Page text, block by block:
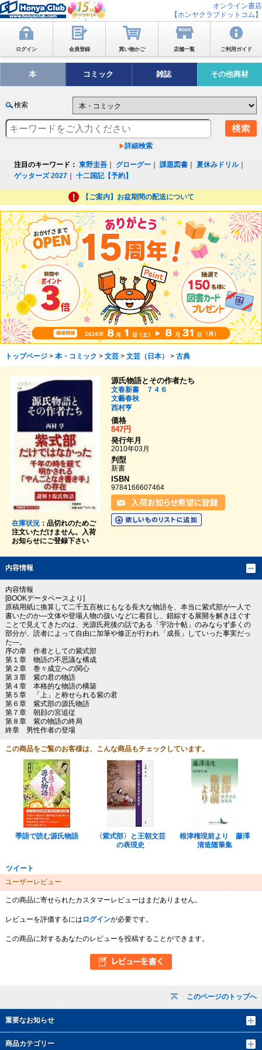
オンライン書店
【ホンヤクラブドットコム】
ログイン 会員登録 買い物かご 店舗一覧 ご利用ガイド
本 コミック 雑誌 その他商材
検索
詳細検索
注目のキーワード： 東野圭吾 グローグー ｜課題図書 ｜夏休みドリル｜
ゲッターズ 2027 ｜十二国記【予約】
【ご案内】お盆期間の配送について
このページのトップへ
重要なお知らせ
商品カテゴリー
トップページ> 本・コミック > 文芸> 文芸（日本） > 古典
在庫状況：品切れのためご
注文いただけません。入荷
お知らせにご登録下さい
源氏物語とその作者たち
文春新書 ７４６
文藝春秋
西村亨
価格
847円
発行年月
2010年03月
判型
新書
ISBN
9784166607464
内容情報
内容情報
[BOOKデータベースより]
原稿用紙に換算して二千五百枚にもなる長大な物語を、本当に紫式部が一人で
書いたのか―文体や登場人物の扱いなどに着目し、錯綜する展開を解きほぐす
ことで見えてきたのは、光源氏死後の話である「宇治十帖」のみならず多くの
部分が、読者によって自由に加筆や修正が行われ「成長」していった事実だっ
た―。
序の章 作者としての紫式部
第１章 物語の不思議な構成
第２章 巻々成立への関心
第３章 紫の君の物語
第４章 本格的な物語の構築
第５章 「上」と称せられる紫の君
第６章 紫式部の源氏物語
第７章 朝顔の宮追従
第８章 紫の物語の終局
終章 男性作者の登場
この商品をご覧のお客様は、こんな商品もチェックしています。
季語で読む源氏物語
〈紫式部〉と王朝文芸
の表現史
根津権現前より 藤澤
清造随筆集
ツイート
ユーザーレビュー
この商品に寄せられたカスタマーレビューはまだありません。
レビューを評価するには ログインが必要です。
この商品に対するあなたのレビューを投稿することができます。